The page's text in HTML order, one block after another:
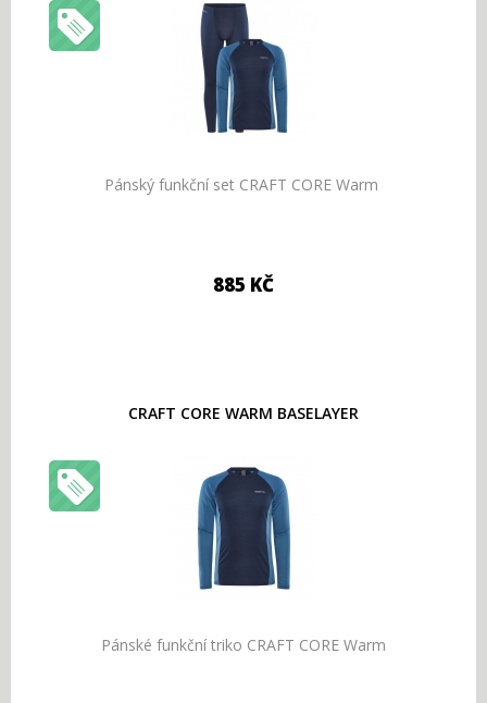
Pánský funkční set CRAFT CORE Warm
885 KČ
CRAFT CORE WARM BASELAYER
Pánské funkční triko CRAFT CORE Warm